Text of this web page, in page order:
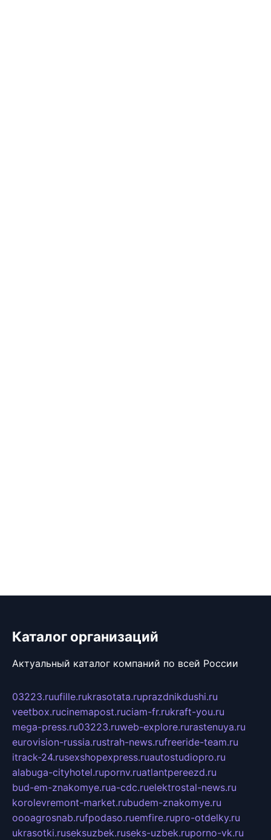
Каталог организаций
Актуальный каталог компаний по всей России
03223.ruufille.rukrasotata.ruprazdnikdushi.ru
veetbox.rucinemapost.ruciam-fr.rukraft-you.ru
mega-press.ru03223.ruweb-explore.rurastenuya.ru
eurovision-russia.rustrah-news.rufreeride-team.ru
itrack-24.rusexshopexpress.ruautostudiopro.ru
alabuga-cityhotel.rupornv.ruatlantpereezd.ru
bud-em-znakomye.rua-cdc.ruelektrostal-news.ru
korolevremont-market.rubudem-znakomye.ru
oooagrosnab.rufpodaso.ruemfire.rupro-otdelky.ru
ukrasotki.ruseksuzbek.ruseks-uzbek.ruporno-vk.ru